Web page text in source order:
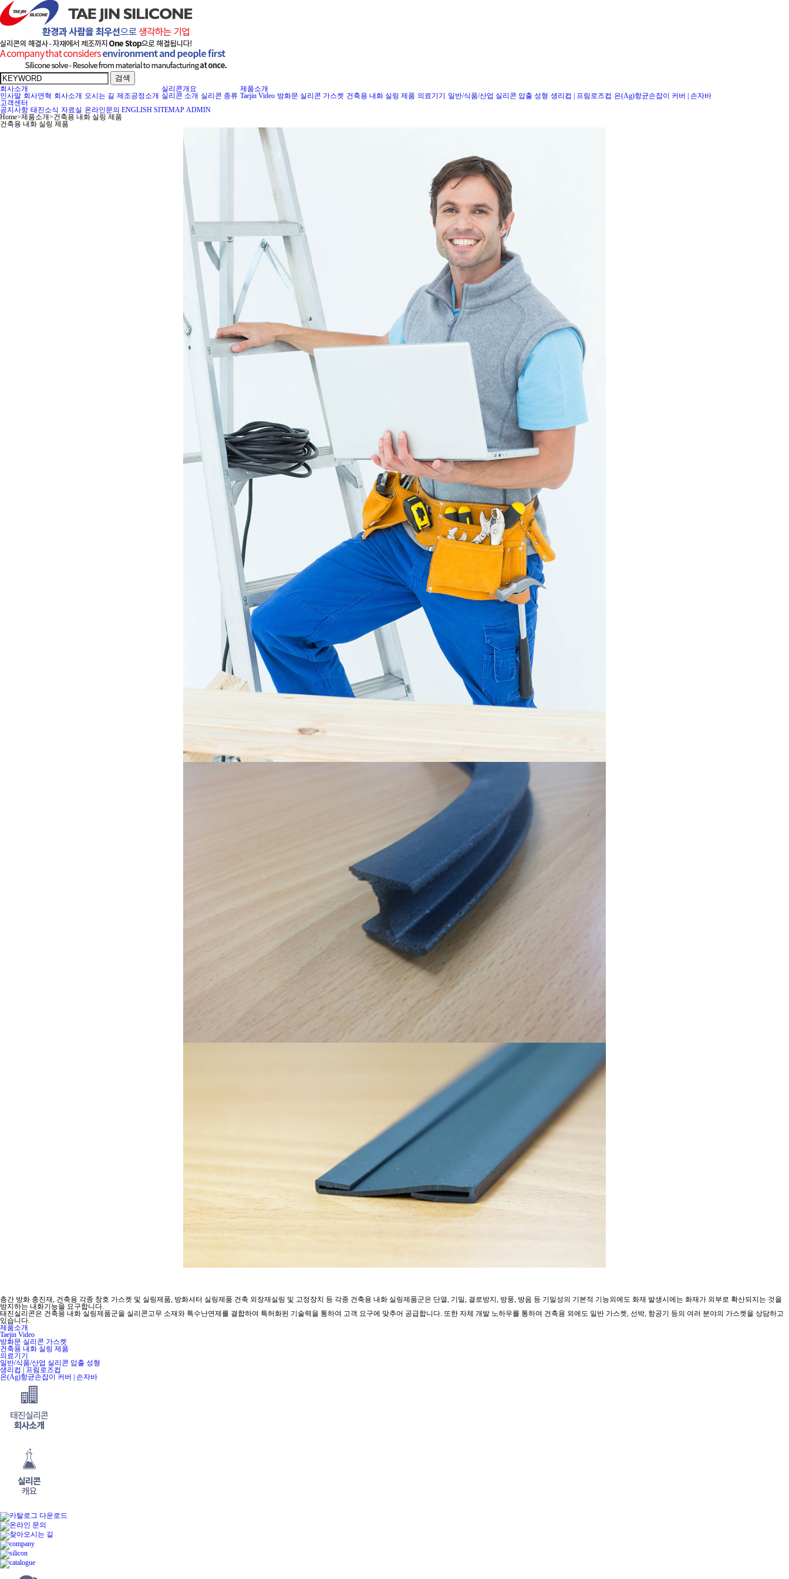
검색
회사소개
인사말 회사연혁 회사소개 오시는 길 제조공정소개
실리콘개요
실리콘 소개 실리콘 종류
제품소개
Taejin Video 방화문 실리콘 가스켓 건축용 내화 실링 제품 의료기기 일반/식품/산업 실리콘 압출 성형 생리컵 | 프림로즈컵 은(Ag)항균손잡이 커버 | 손자바
고객센터
공지사항 태진소식 자료실 온라인문의 ENGLISH SITEMAP ADMIN
Home>제품소개>건축용 내화 실링 제품
건축용 내화 실링 제품
층간 방화 충진재, 건축용 각종 창호 가스켓 및 실링제품, 방화셔터 실링제품 건축 외장재실링 및 고정장치 등 각종 건축용 내화 실링제품군은 단열, 기밀, 결로방지, 방풍, 방음 등 기밀성의 기본적 기능외에도 화재 발생시에는 화재가 외부로 확산되지는 것을
방지하는 내화기능을 요구합니다.
태진실리콘은 건축용 내화 실링제품군을 실리콘고무 소재와 특수난연제를 결합하여 특허화된 기술력을 통하여 고객 요구에 맞추어 공급합니다. 또한 자체 개발 노하우를 통하여 건축용 외에도 일반 가스켓, 선박, 항공기 등의 여러 분야의 가스켓을 상담하고
있습니다.
제품소개
Taejin Video
방화문 실리콘 가스켓
건축용 내화 실링 제품
의료기기
일반/식품/산업 실리콘 압출 성형
생리컵 | 프림로즈컵
은(Ag)항균손잡이 커버 | 손자바